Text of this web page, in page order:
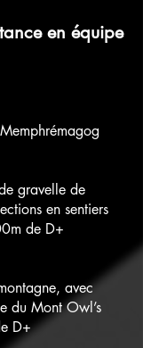
en équipe
gravelle de
en sentiers
de D+
avec
du Mont Owl’s
D+